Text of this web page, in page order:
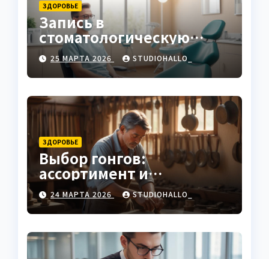
ЗДОРОВЬЕ
Запись в
стоматологическую
клинику
25 МАРТА 2026 STUDIOHALLO_
ЗДОРОВЬЕ
Выбор гонгов:
ассортимент и
характеристики
24 МАРТА 2026 STUDIOHALLO_